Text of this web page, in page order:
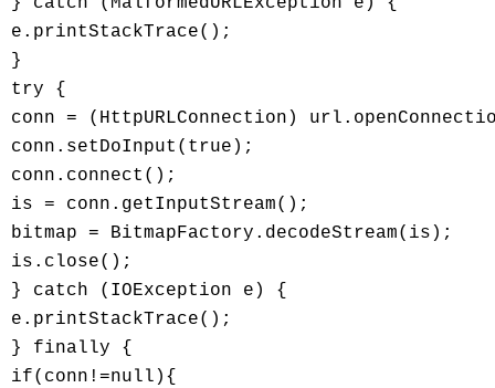
e.printStackTrace();
}
try {
conn = (HttpURLConnection)
conn.setDoInput(true);
conn.connect();
is = conn.getInputStream();
bitmap = BitmapFactory.decodeStream(is);
is.close();
} catch (IOException e) {
e.printStackTrace();
} finally {
if(conn!=null){